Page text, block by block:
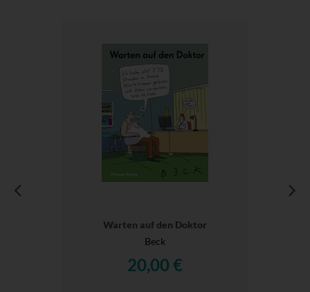
Warten auf den Doktor
Beck
20,00 €